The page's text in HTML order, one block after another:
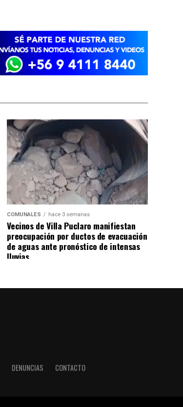
COMUNALES hace 3 semanas
Vecinos de Villa Puclaro manifiestan
preocupación por ductos de evacuación
de aguas ante pronóstico de intensas
lluvias
DENUNCIAS CONTACTO